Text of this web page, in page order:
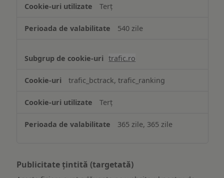
Terț
540 zile
trafic.ro
trafic_bctrack, trafic_ranking
Terț
365 zile, 365 zile
Publicitate țintită (targetată)